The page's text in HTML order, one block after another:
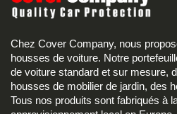
Chez Cover Company, nous
housses de voiture. Notre
de voiture standard et sur mesure,
housses de mobilier de jardin, des
Tous nos produits sont fabriqués à